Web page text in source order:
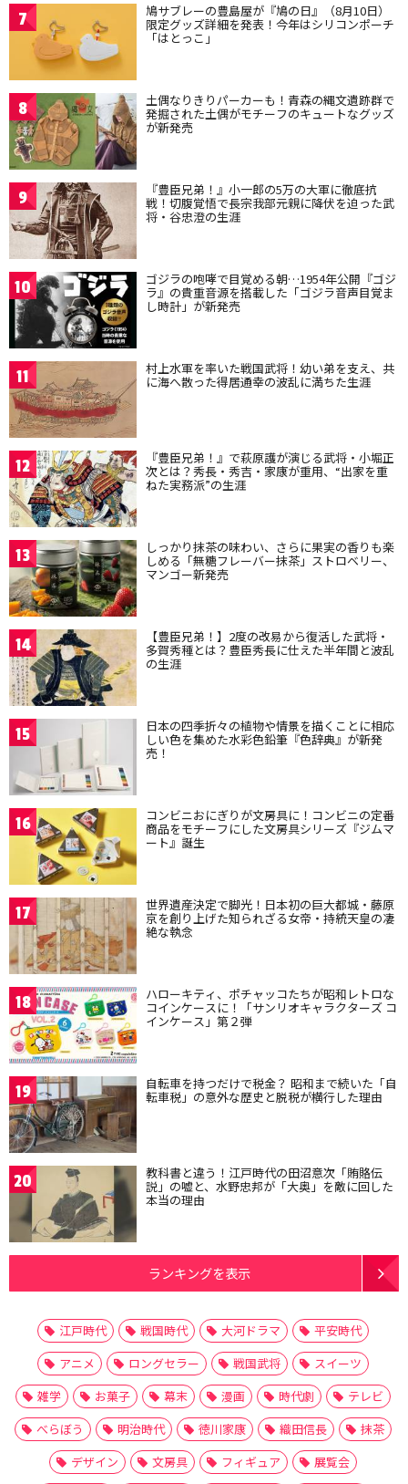
7 鳩サブレーの豊島屋が『鳩の日』（8月10日）
限定グッズ詳細を発表！今年はシリコンポーチ
「はとっこ」
8 土偶なりきりパーカーも！青森の縄文遺跡群で
発掘された土偶がモチーフのキュートなグッズ
が新発売
9 『豊臣兄弟！』小一郎の5万の大軍に徹底抗
戦！切腹覚悟で長宗我部元親に降伏を迫った武
将・谷忠澄の生涯
10 ゴジラの咆哮で目覚める朝…1954年公開『ゴジ
ラ』の貴重音源を搭載した「ゴジラ音声目覚ま
し時計」が新発売
11 村上水軍を率いた戦国武将！幼い弟を支え、共
に海へ散った得居通幸の波乱に満ちた生涯
12 『豊臣兄弟！』で萩原護が演じる武将・小堀正
次とは？秀長・秀吉・家康が重用、“出家を重
ねた実務派”の生涯
13 しっかり抹茶の味わい、さらに果実の香りも楽
しめる「無糖フレーバー抹茶」ストロベリー、
マンゴー新発売
14 【豊臣兄弟！】2度の改易から復活した武将・
多賀秀種とは？豊臣秀長に仕えた半年間と波乱
の生涯
15 日本の四季折々の植物や情景を描くことに相応
しい色を集めた水彩色鉛筆『色辞典』が新発
売！
16 コンビニおにぎりが文房具に！コンビニの定番
商品をモチーフにした文房具シリーズ『ジムマ
ート』誕生
17 世界遺産決定で脚光！日本初の巨大都城・藤原
京を創り上げた知られざる女帝・持統天皇の凄
絶な執念
18 ハローキティ、ポチャッコたちが昭和レトロな
コインケースに！「サンリオキャラクターズ コ
インケース」第２弾
19 自転車を持つだけで税金？ 昭和まで続いた「自
転車税」の意外な歴史と脱税が横行した理由
20 教科書と違う！江戸時代の田沼意次「賄賂伝
説」の嘘と、水野忠邦が「大奥」を敵に回した
本当の理由
ランキングを表示
江戸時代 戦国時代 大河ドラマ
平安時代
アニメ
ロングセラー 戦国武将
スイーツ
雑学
お菓子 幕末 漫画 時代劇
テレビ
べらぼう
明治時代 徳川家康 織田信長
抹茶
デザイン
文房具 フィギュア
展覧会